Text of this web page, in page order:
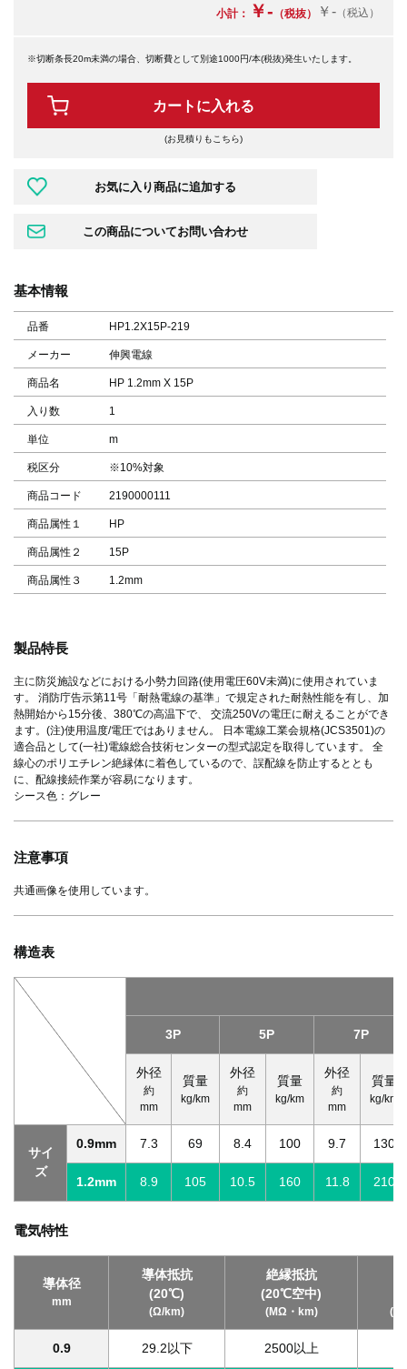
小計： ￥- （税抜） ￥- （税込）
※切断条長20m未満の場合、切断費として別途1000円/本(税抜)発生いたします。
カートに入れる
(お見積りもこちら)
基本情報
品番 HP1.2X15P-219
メーカー 伸興電線
商品名 HP 1.2mm X 15P
入り数 1
単位 m
税区分 ※10%対象
商品コード 2190000111
商品属性１ HP
商品属性２ 15P
商品属性３ 1.2mm
製品特長
主に防災施設などにおける小勢力回路(使用電圧60V未満)に使用されていま
す。 消防庁告示第11号「耐熱電線の基準」で規定された耐熱性能を有し、加
熱開始から15分後、380℃の高温下で、 交流250Vの電圧に耐えることができ
ます。(注)使用温度/電圧ではありません。 日本電線工業会規格(JCS3501)の
適合品として(一社)電線総合技術センターの型式認定を取得しています。 全
線心のポリエチレン絶縁体に着色しているので、誤配線を防止するととも
に、配線接続作業が容易になります。
シース色：グレー
注意事項
共通画像を使用しています。
構造表
3P 5P 7P
外径
約
mm
質量
kg/km
外径
約
mm
質量
kg/km
外径
約
mm
質量
kg/km
サイ
ズ
0.9mm 7.3 69 8.4 100 9.7 130
1.2mm 8.9 105 10.5 160 11.8 210
電気特性
導体径
mm
導体抵抗
(20℃)
(Ω/km)
絶縁抵抗
(20℃空中)
(MΩ・km) (V/
0.9 29.2以下 2500以上